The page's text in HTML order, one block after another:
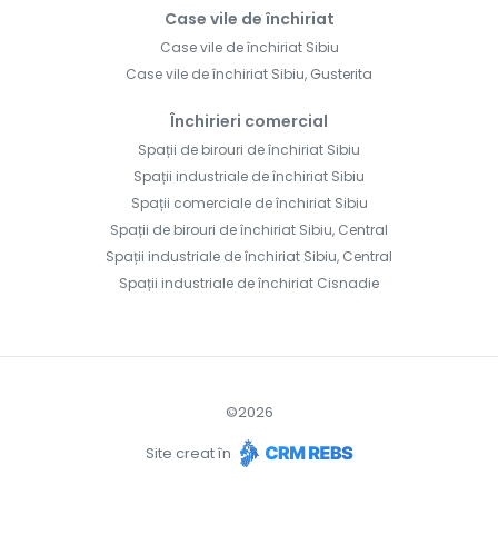
Case vile de închiriat
Case vile de închiriat Sibiu
Case vile de închiriat Sibiu, Gusterita
Închirieri comercial
Spații de birouri de închiriat Sibiu
Spații industriale de închiriat Sibiu
Spații comerciale de închiriat Sibiu
Spații de birouri de închiriat Sibiu, Central
Spații industriale de închiriat Sibiu, Central
Spații industriale de închiriat Cisnadie
©2026
Site creat în